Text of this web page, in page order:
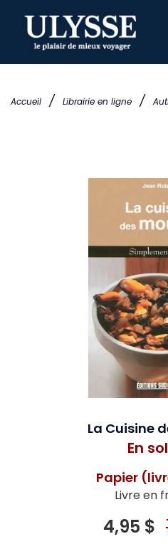
Accueil / Librairie en ligne /
La Cuisine
En
Papier
Livre en
4,95 $